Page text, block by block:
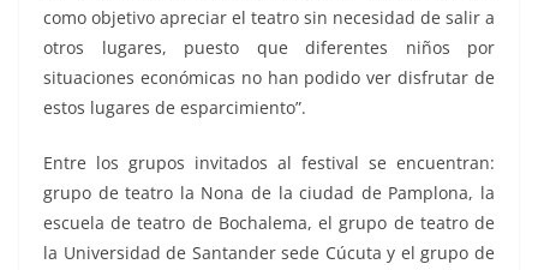
como objetivo apreciar el teatro sin necesidad de salir a
otros lugares, puesto que diferentes niños por
situaciones económicas no han podido ver disfrutar de
estos lugares de esparcimiento”.
Entre los grupos invitados al festival se encuentran:
grupo de teatro la Nona de la ciudad de Pamplona, la
escuela de teatro de Bochalema, el grupo de teatro de
la Universidad de Santander sede Cúcuta y el grupo de